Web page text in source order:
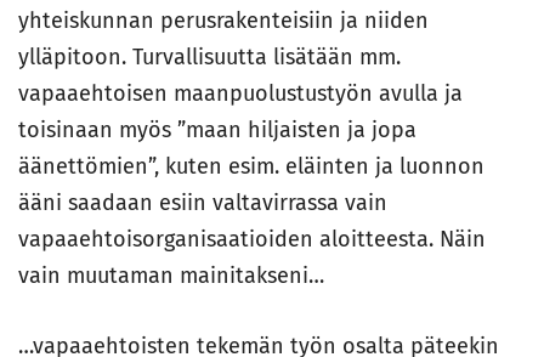
yhteiskunnan perusrakenteisiin ja niiden
ylläpitoon. Turvallisuutta lisätään mm.
vapaaehtoisen maanpuolustustyön avulla ja
toisinaan myös ”maan hiljaisten ja jopa
äänettömien”, kuten esim. eläinten ja luonnon
ääni saadaan esiin valtavirrassa vain
vapaaehtoisorganisaatioiden aloitteesta. Näin
vain muutaman mainitakseni…
…vapaaehtoisten tekemän työn osalta päteekin